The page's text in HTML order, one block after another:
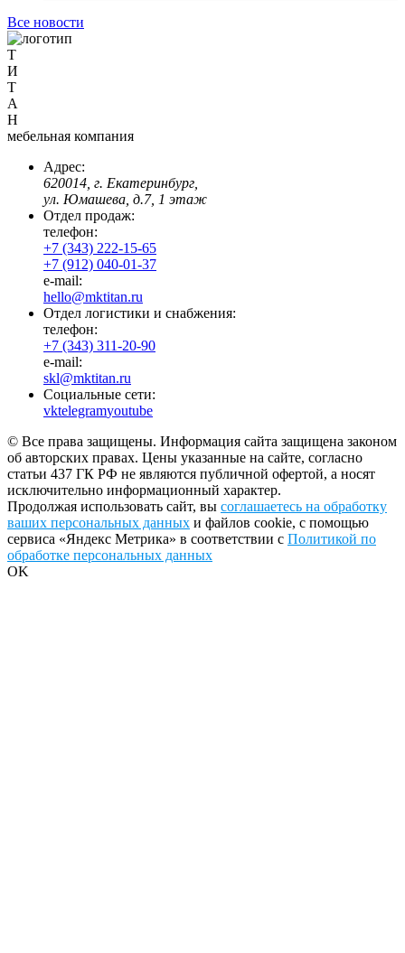
Все новости
Т
И
Т
А
Н
мебельная компания
Адрес:
620014, г. Екатеринбург,
ул. Юмашева, д.7, 1 этаж
Отдел продаж:
телефон:
+7 (343) 222-15-65
+7 (912) 040-01-37
e-mail:
hello@mktitan.ru
Отдел логистики и снабжения:
телефон:
+7 (343) 311-20-90
e-mail:
skl@mktitan.ru
Социальные сети:
vktelegramyoutube
© Все права защищены. Информация сайта защищена законом
об авторских правах. Цены указанные на сайте, согласно
статьи 437 ГК РФ не являются публичной офертой, а носят
исключительно информационный характер.
Продолжая использовать сайт, вы соглашаетесь на обработку
ваших персональных данных и файлов cookie, с помощью
сервиса «Яндекс Метрика» в соответствии с Политикой по
обработке персональных данных
OK